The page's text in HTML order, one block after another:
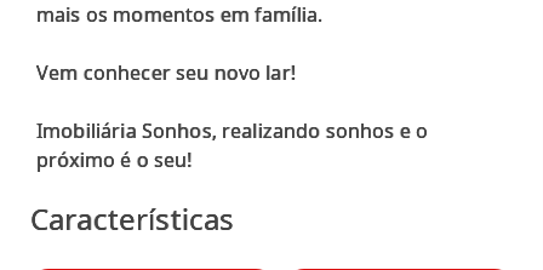
mais os momentos em família.
Vem conhecer seu novo lar!
Imobiliária Sonhos, realizando sonhos e o
Características